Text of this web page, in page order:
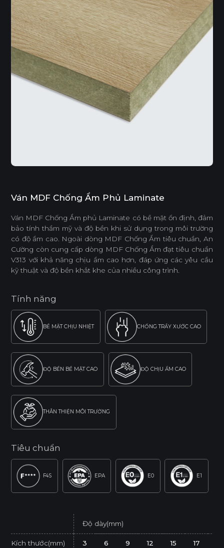
Ván MDF Chống Ẩm Phủ Laminate
Ván MDF Chống Ẩm phủ Laminate có bề mặt ổn định, đảm
bảo tính thẩm mỹ và độ bền khi sử dụng trong môi trường
có độ ẩm cao. Ngoài dòng MDF Chống Ẩm tiêu chuẩn, An
Cường còn cung cấp dòng MDF Chống Ẩm đạt tiêu chuẩn
V313 với khả năng chịu ẩm cao hơn, đáp ứng các yêu cầu
kỹ thuật và độ bền khắt khe của nhiều công trình.
Tính năng
BỀ MẶT CHỊU NHIỆT CHỐNG TRẦY XƯỚC CAO
ĐỘ BỀN BỀ MẶT CAO ĐỘ CHỊU ẨM CAO
THÂN THIỆN MÔI TRƯỜNG
Tiêu chuẩn
F4S EPA E0 E1
Độ dày(mm)
Kích thước(mm) 3 6 9 12 15 17